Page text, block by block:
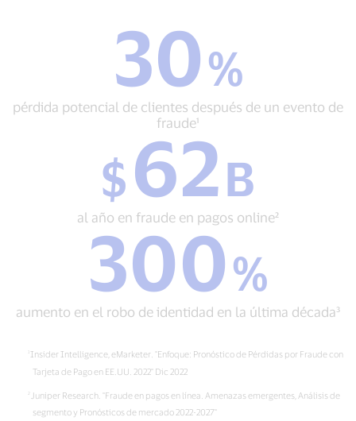
30
%
pérdida
potencial
clientes
después
de
evento
de
30%
pérdida potencial de clientes después de un evento de
fraude¹
$
al
en
fraude
en
pagos
online²
$62B
al año en fraude en pagos online²
300
%
aumento
en
robo
identidad
en
última
década³
300%
aumento en el robo de identidad en la última década³
Insider Intelligence, eMarketer. "Enfoque: Pronóstico de Pérdidas por Fraude con
Tarjeta de Pago en EE.UU. 2022" Dic 2022
Juniper Research. "Fraude en pagos en línea. Amenazas emergentes, Análisis de
segmento y Pronósticos de mercado 2022-2027"